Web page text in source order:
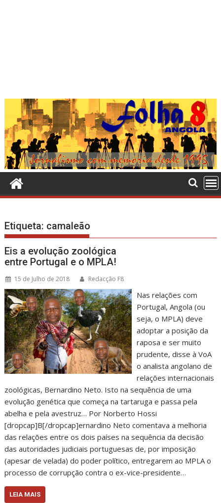
Etiqueta: camaleão
Eis a evolução zoológica
entre Portugal e o MPLA!
15 de Julho de 2018 Redacção F8
Nas relações com
Portugal, Angola (ou
seja, o MPLA) deve
adoptar a posição da
raposa e ser muito
prudente, disse à VoA
o analista angolano de
relações internacionais
zoológicas, Bernardino Neto. Isto na sequência de uma
evolução genética que começa na tartaruga e passa pela
abelha e pela avestruz… Por Norberto Hossi
[dropcap]B[/dropcap]ernardino Neto comentava a melhoria
das relações entre os dois países na sequência da decisão
das autoridades judiciais portuguesas de, por imposição
(apesar de velada) do poder político, entregarem ao MPLA o
processo de corrupção contra o ex-vice-presidente…
LEIA MAIS